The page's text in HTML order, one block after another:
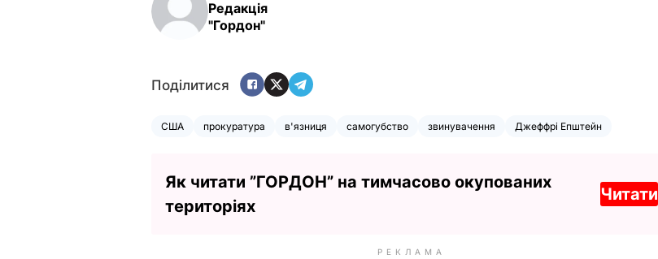
Редакція
"Гордон"
Поділитися
США прокуратура в'язниця самогубство звинувачення Джеффрі Епштейн
Як читати ”ГОРДОН” на тимчасово окупованих
територіях
Читати
РЕКЛАМА